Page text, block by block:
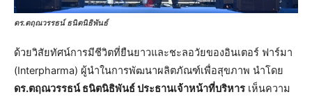
ดร.ตฤณวรรธน์ ธนิตนิธิพันธ์
ด้วยวิสัยทัศน์การมีชีวิตที่ยืนยาวและชะลอวัยของอินเตอร์ ฟาร์มา
(Interpharma) ผู้นำในการพัฒนาผลิตภัณฑ์เพื่อสุขภาพ นำโดย
ดร.ตฤณวรรธน์ ธนิตนิธิพันธ์ ประธานเจ้าหน้าที่บริหาร เห็นความ